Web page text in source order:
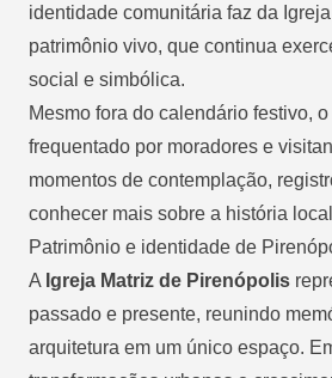
identidade comunitária faz da
patrimônio vivo, que continua
social e simbólica.
Mesmo fora do calendário festivo,
frequentado por moradores e
momentos de contemplação,
conhecer mais sobre a história
Patrimônio e identidade de
A Igreja Matriz de Pirenópolis
passado e presente, reunindo
arquitetura em um único espaço.